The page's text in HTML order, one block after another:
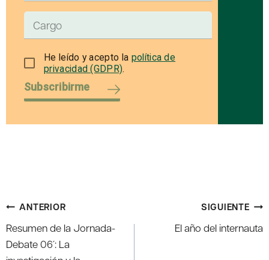
He leído y acepto la política de
privacidad (GDPR).
Subscribirme
Navegación
de
entradas
ANTERIOR
Resumen de la Jornada-
Debate 06´: La
SIGUIENTE
El año del internauta